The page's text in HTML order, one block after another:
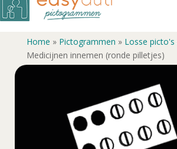
Home » Pictogrammen » Losse picto's
Medicijnen innemen (ronde pilletjes)